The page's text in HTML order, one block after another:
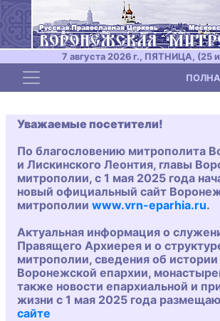
7 августа 2026 г., ПЯТНИЦА, (25
Toggle navigation
Уважаемые посетители!
По благословению митрополита
и Лискинского Леонтия, главы
митрополии, с 1 мая 2025 года
новый официальный сайт
митрополии www.vrn-eparhia.ru.
Актуальная информация о
Правящего Архиерея и о
митрополии, сведения об истории
Воронежской епархии,
также новости епархиальной и
жизни с 1 мая 2025 года
сайте